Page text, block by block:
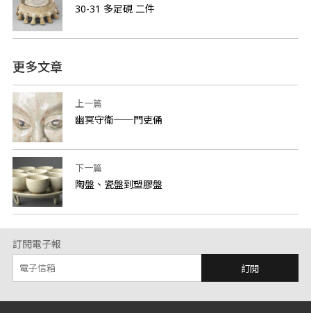
30-31 多足硯 二件
更多文章
上一篇
幽冥守衛──門吏俑
下一篇
陶盤、瓷盤到塑膠盤
訂閱電子報
訂閱
:::